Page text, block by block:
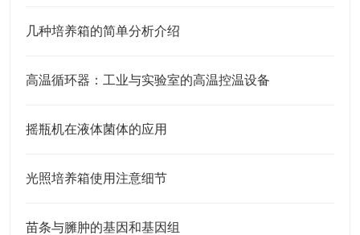
几种培养箱的简单分析介绍
高温循环器：工业与实验室的高温控温设备​
摇瓶机在液体菌体的应用
光照培养箱使用注意细节
苗条与臃肿的基因和基因组